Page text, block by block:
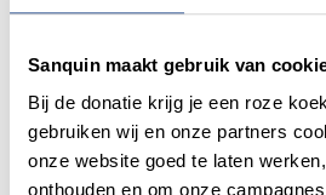
Sanquin maakt gebruik van
Bij de donatie krijg je een roze
gebruiken wij en onze partners
onze website goed te laten
onthouden en om onze